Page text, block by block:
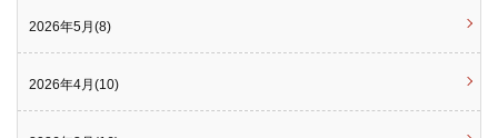
2026年5月(8)
2026年4月(10)